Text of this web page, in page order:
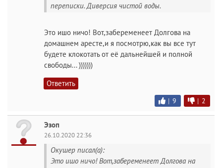
переписки. Диверсия чистой воды.
Это ишо ничо! Вот,забеременеет Долгова на
домашнем аресте,и я посмотрю,как вы все тут
будете клокотать от её дальнейшей и полной
свободы... )))))))
Ответить
| 9 | 2
Эзоп
26.10.2020 22:36
Окушер писал(а):
Это ишо ничо! Вот,забеременеет Долгова на